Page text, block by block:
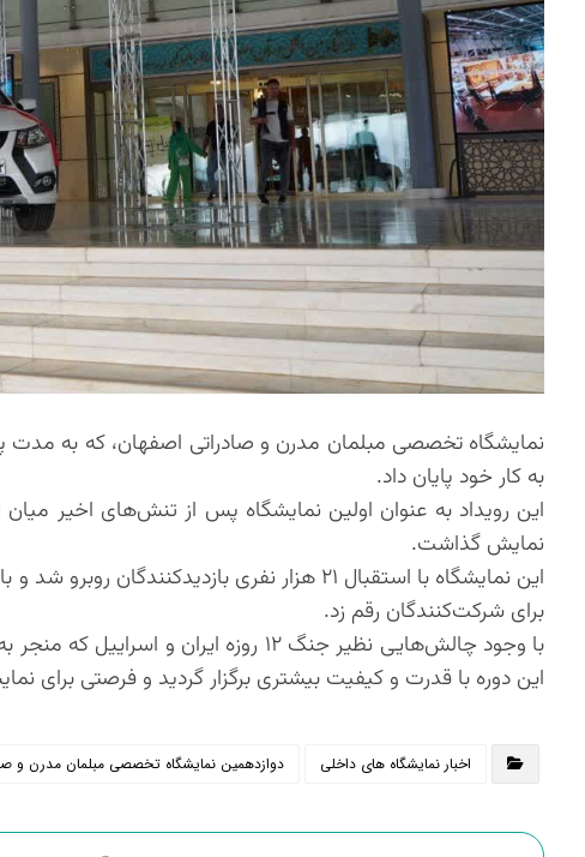
به کار خود پایان داد.
این رویداد به عنوان اولین نمایشگاه پس از تنش‌های اخیر
نمایش گذاشت.
این نمایشگاه با استقبال ۲۱ هزار نفری
برای شرکت‌کنندگان رقم زد.
این دوره با قدرت و کیفیت بیشتری برگزار گردید و فرصتی برای
اخبار نمایشگاه های داخلی دوازدهمین نمایشگاه تخصصی مبلمان مدرن و